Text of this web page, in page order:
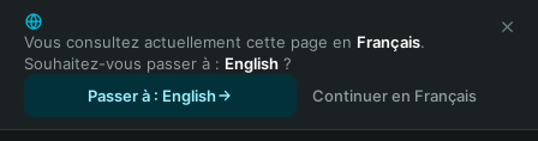
English
日本語
Tiếng Việt
Español (Latinoamérica)
Vous consultez actuellement cette page en Français.
Souhaitez-vous passer à : English ?
Passer à : English
Continuer en Français